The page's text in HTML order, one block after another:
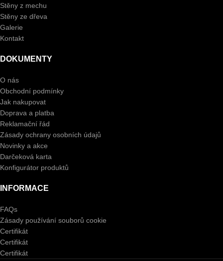
Stěny z mechu
Stěny ze dřeva
Galerie
Kontakt
DOKUMENTY
O nás
Obchodní podmínky
Jak nakupovat
Doprava a platba
Reklamační řád
Zásady ochrany osobních údajů
Novinky a akce
Darčeková karta
Konfigurátor produktů
INFORMACE
FAQs
Zásady používání souborů cookie
Certifikát
Certifikát
Certifikát